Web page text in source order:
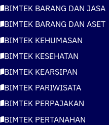
BIMTEK BARANG DAN JASA
BIMTEK BARANG DAN ASET
BIMTEK KEHUMASAN
BIMTEK KESEHATAN
BIMTEK KEARSIPAN
BIMTEK PARIWISATA
BIMTEK PERPAJAKAN
BIMTEK PERTANAHAN